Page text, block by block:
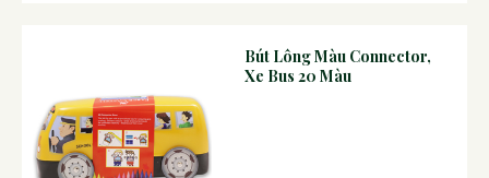
Bút Lông Màu Connector,
Xe Bus 20 Màu